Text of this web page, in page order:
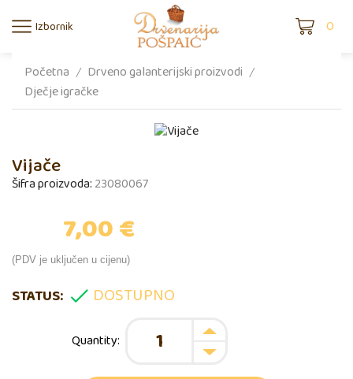
Izbornik 0
Početna / Drveno galanterijski proizvodi /
Dječje igračke
Vijače
Šifra proizvoda: 23080067
7,00€
(PDV je uključen u cijenu)
STATUS: DOSTUPNO